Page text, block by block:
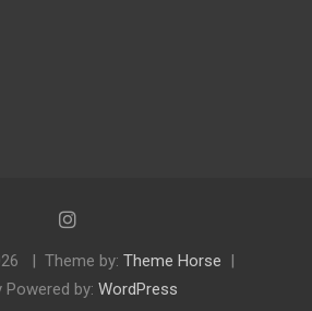
Theme by: Theme Horse
Powered by: WordPress